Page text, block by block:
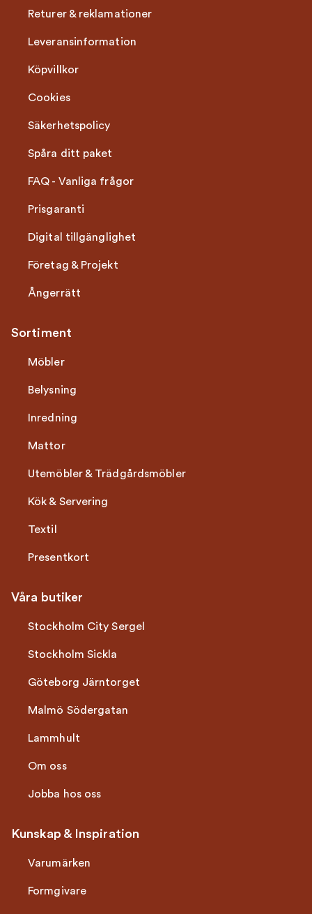
Returer & reklamationer
Leveransinformation
Köpvillkor
Cookies
Säkerhetspolicy
Spåra ditt paket
FAQ - Vanliga frågor
Prisgaranti
Digital tillgänglighet
Företag & Projekt
Ångerrätt
Sortiment
Möbler
Belysning
Inredning
Mattor
Utemöbler & Trädgårdsmöbler
Kök & Servering
Textil
Presentkort
Våra butiker
Stockholm City Sergel
Stockholm Sickla
Göteborg Järntorget
Malmö Södergatan
Lammhult
Om oss
Jobba hos oss
Kunskap & Inspiration
Varumärken
Formgivare